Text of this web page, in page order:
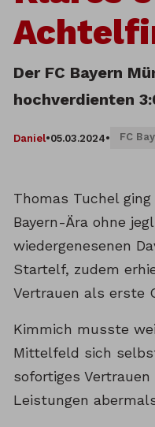
Der FC Bayern
hochverdienten
Daniel•05.03.2024• FC
Thomas Tuchel
Bayern-Ära ohne
wiedergenesenen
Startelf, zudem
Vertrauen als erste
Kimmich musste
Mittelfeld sich
sofortiges
Leistungen